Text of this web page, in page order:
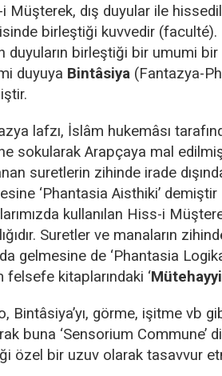
Müşterek, dış duyular ile
birleştiği kuvvedir
duyuların birleştiği bir umumi
duyuya Bintâsiya (Fantazya-
lafzı, İslâm hukemâsı
sokularak Arapçaya mal
suretlerin zihinde irade
‘Phantasia Aisthiki’
kullanılan Hiss-i
Suretler ve manaların
gelmesine de ‘Phantasia
felsefe kitaplarındaki ‘
Bintâsiya’yı, görme, işitme vb
buna ‘Sensorium Commune’
özel bir uzuv olarak tasavvur